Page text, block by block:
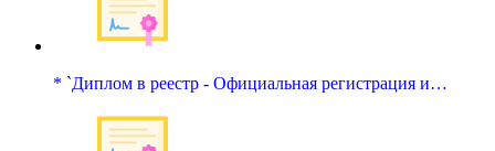
* `Диплом в реестр - Официальная регистрация и…